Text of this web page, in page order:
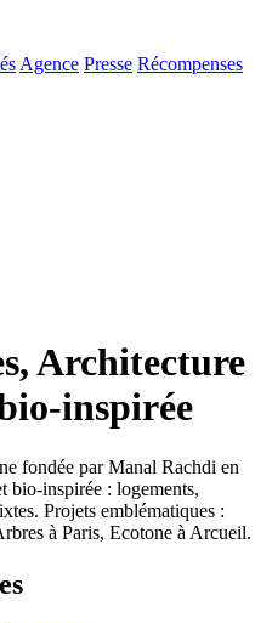
Agence Presse Récompenses
Architecture
inspirée
fondée par Manal Rachdi en
bio-inspirée : logements,
Projets emblématiques :
à Paris, Ecotone à Arcueil.